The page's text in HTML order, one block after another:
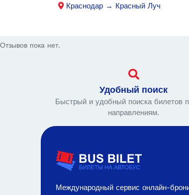
Краснодар → Красный Луч
Отзывов пока нет.
Удобный поиск
Быстрый и удобный поиска билетов
направлениям.
Международный сервис онлайн-